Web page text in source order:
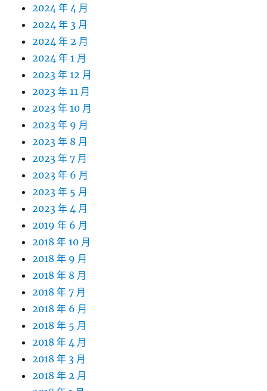
2024 年 4 月
2024 年 3 月
2024 年 2 月
2024 年 1 月
2023 年 12 月
2023 年 11 月
2023 年 10 月
2023 年 9 月
2023 年 8 月
2023 年 7 月
2023 年 6 月
2023 年 5 月
2023 年 4 月
2019 年 6 月
2018 年 10 月
2018 年 9 月
2018 年 8 月
2018 年 7 月
2018 年 6 月
2018 年 5 月
2018 年 4 月
2018 年 3 月
2018 年 2 月